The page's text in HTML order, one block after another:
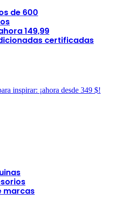
de 600
149,99
certificadas
inspirar: ¡ahora desde 349 $!
marcas